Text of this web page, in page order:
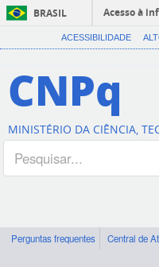
BRASIL
Acesso à
ACESSIBILIDADE
CNPq
MINISTÉRIO DA CIÊNCIA,
Perguntas frequentes Central de